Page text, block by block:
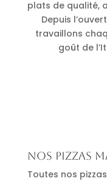
plats de qualité,
Depuis
travaillons
goût de
Nos pizzas
Toutes nos